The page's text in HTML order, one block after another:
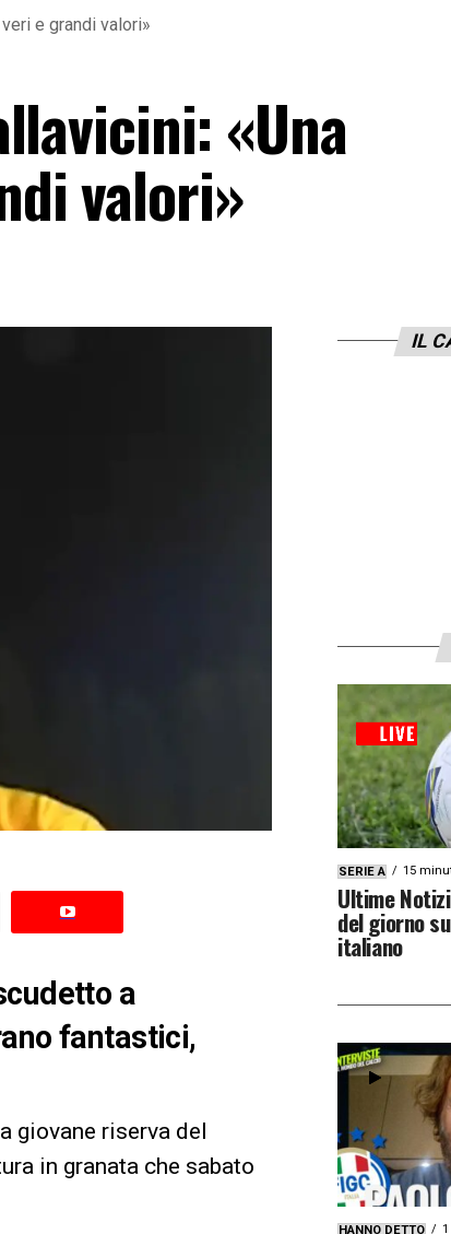
e grandi valori»
«Una
valori»
a
fantastici,
giovane riserva del
in granata che sabato
IL
SERIE A 15
Ultime
del giorno
italiano
HANNO DETTO